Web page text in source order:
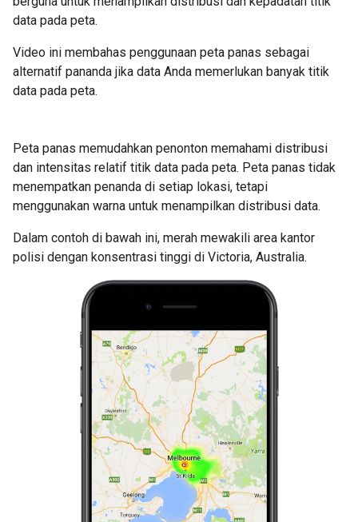
data pada peta.
Video ini membahas penggunaan peta panas sebagai
alternatif pananda jika data Anda memerlukan banyak titik
data pada peta.
Peta panas memudahkan penonton memahami distribusi
dan intensitas relatif titik data pada peta. Peta panas tidak
menempatkan penanda di setiap lokasi, tetapi
menggunakan warna untuk menampilkan distribusi data.
Dalam contoh di bawah ini, merah mewakili area kantor
polisi dengan konsentrasi tinggi di Victoria, Australia.